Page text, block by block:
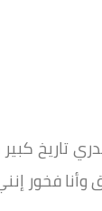
تاريخ
وأنا فخور